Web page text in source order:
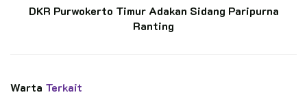
pramuka
pramuka pati
DKR Purwokerto Timur Adakan Sidang Paripurna
Ranting
Warta Terkait